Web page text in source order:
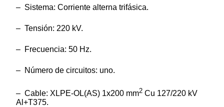
– Sistema: Corriente alterna trifásica.
– Tensión: 220 kV.
– Frecuencia: 50 Hz.
– Número de circuitos: uno.
– Cable: XLPE-OL(AS) 1x200 mm2 Cu 127/220 kV
Al+T375.